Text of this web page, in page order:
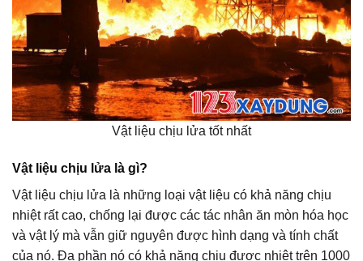
Vật liệu chịu lửa tốt nhất
Vật liệu chịu lửa là gì?
Vật liệu chịu lửa là những loại vật liệu có khả năng chịu
nhiệt rất cao, chống lại được các tác nhân ăn mòn hóa học
và vật lý mà vẫn giữ nguyên được hình dạng và tính chất
của nó. Đa phần nó có khả năng chịu được nhiệt trên 1000